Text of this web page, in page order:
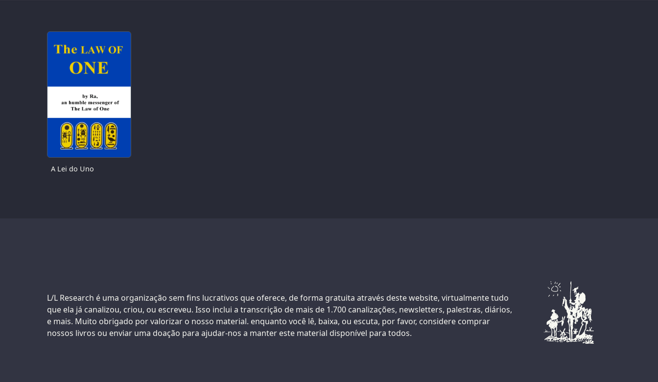
A Lei do Uno
Support us:
L/L Research é uma organização sem fins lucrativos que oferece, de forma gratuita através deste website, virtualmente tudo
que ela já canalizou, criou, ou escreveu. Isso inclui a transcrição de mais de 1.700 canalizações, newsletters, palestras, diários,
e mais. Muito obrigado por valorizar o nosso material. enquanto você lê, baixa, ou escuta, por favor, considere comprar
nossos livros ou enviar uma doação para ajudar-nos a manter este material disponível para todos.